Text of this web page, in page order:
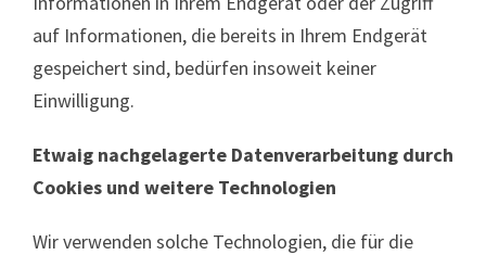
auf Informationen, die bereits in Ihrem Endgerät
gespeichert sind, bedürfen insoweit keiner
Einwilligung.
Etwaig nachgelagerte Datenverarbeitung durch
Cookies und weitere Technologien
Wir verwenden solche Technologien, die für die